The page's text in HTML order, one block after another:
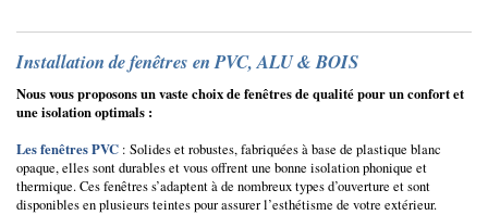
Installation de fenêtres en PVC, ALU & BOIS
Nous vous proposons un vaste choix de fenêtres de qualité pour un confort et
une isolation optimals :
Les fenêtres PVC : Solides et robustes, fabriquées à base de plastique blanc
opaque, elles sont durables et vous offrent une bonne isolation phonique et
thermique. Ces fenêtres s’adaptent à de nombreux types d’ouverture et sont
disponibles en plusieurs teintes pour assurer l’esthétisme de votre extérieur.